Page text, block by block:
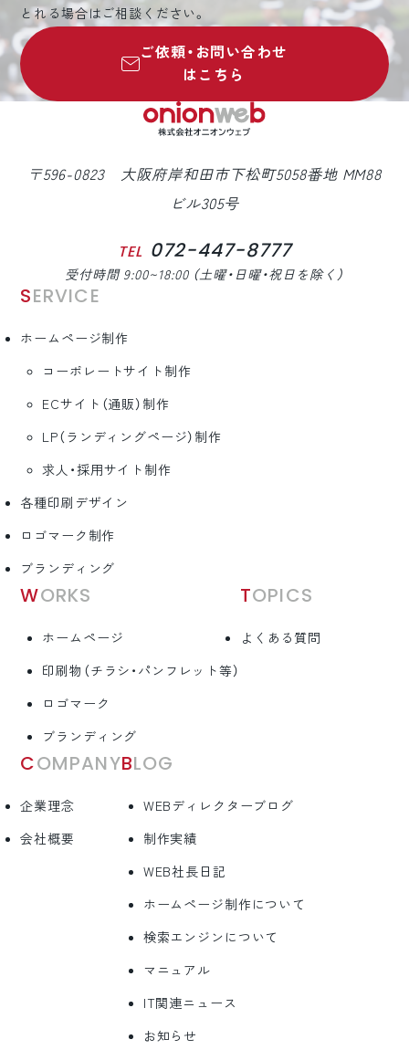
とれる場合はご相談ください。
ご依頼・お問い合わせ
はこちら
〒596-0823 大阪府岸和田市下松町5058番地 MM88
ビル305号
TEL 072-447-8777
受付時間 9:00~18:00 （土曜・日曜・祝日を除く）
SERVICE
ホームページ制作
コーポレートサイト制作
ECサイト（通販）制作
LP（ランディングページ）制作
求人・採用サイト制作
各種印刷デザイン
ロゴマーク制作
ブランディング
WORKS
ホームページ
印刷物（チラシ・パンフレット等）
ロゴマーク
ブランディング
TOPICS
よくある質問
COMPANY
企業理念
会社概要
BLOG
WEBディレクターブログ
制作実績
WEB社長日記
ホームページ制作について
検索エンジンについて
マニュアル
IT関連ニュース
お知らせ